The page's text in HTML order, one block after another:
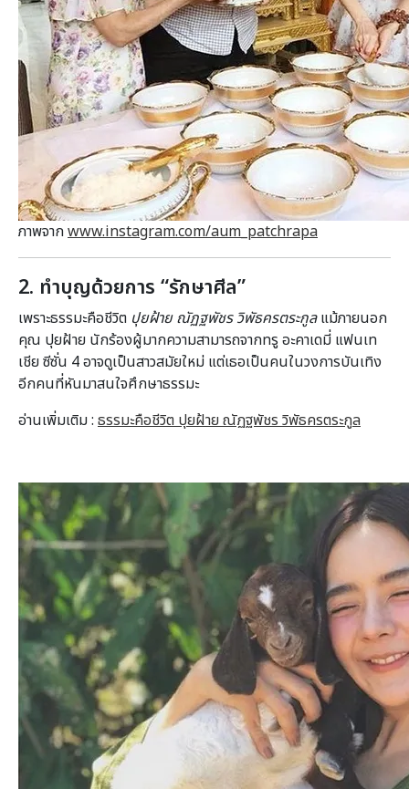
ภาพจากwww.instagram.com/aum_patchrapa
2. ทำบุญด้วยการ “รักษาศีล”
เพราะธรรมะคือชีวิต ปุยฝ้าย ณัฏฐพัชร วิพัธครตระกูลแม้ภายนอก
คุณ ปุยฝ้าย นักร้องผู้มากความสามารถจากทรู อะคาเดมี่ แฟนเท
เชีย ซีซั่น 4 อาจดูเป็นสาวสมัยใหม่ แต่เธอเป็นคนในวงการบันเทิง
อีกคนที่หันมาสนใจศึกษาธรรมะ
อ่านเพิ่มเติม : ธรรมะคือชีวิต ปุยฝ้าย ณัฏฐพัชร วิพัธครตระกูล